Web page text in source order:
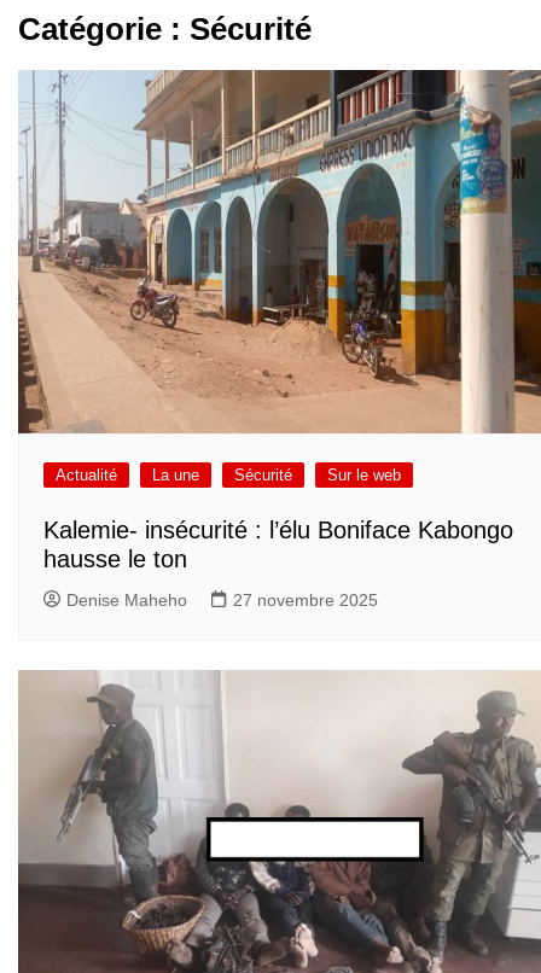
Catégorie : Sécurité
Actualité La une Sécurité Sur le web
Kalemie- insécurité : l’élu Boniface Kabongo
hausse le ton
Denise Maheho 27 novembre 2025